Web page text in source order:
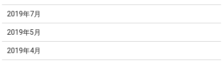
2019年7月
2019年5月
2019年4月